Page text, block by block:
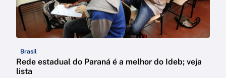
Brasil
Rede estadual do Paraná é a melhor do Ideb; veja
lista